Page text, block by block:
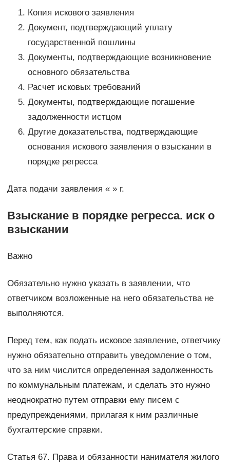
Копия искового заявления
Документ, подтверждающий уплату
государственной пошлины
Документы, подтверждающие возникновение
основного обязательства
Расчет исковых требований
Документы, подтверждающие погашение
задолженности истцом
Другие доказательства, подтверждающие
основания искового заявления о взыскании в
порядке регресса
Дата подачи заявления « » г.
Взыскание в порядке регресса. иск о
взыскании
Важно
Обязательно нужно указать в заявлении, что
ответчиком возложенные на него обязательства не
выполняются.
Перед тем, как подать исковое заявление, ответчику
нужно обязательно отправить уведомление о том,
что за ним числится определенная задолженность
по коммунальным платежам, и сделать это нужно
неоднократно путем отправки ему писем с
предупреждениями, прилагая к ним различные
бухгалтерские справки.
Статья 67. Права и обязанности нанимателя жилого